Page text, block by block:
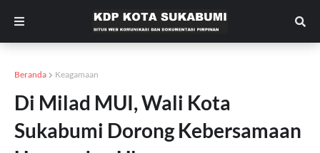
Beranda Keagamaan
Di Milad MUI, Wali Kota
Sukabumi Dorong Kebersamaan